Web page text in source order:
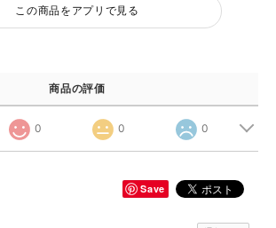
この商品をアプリで見る
商品の評価
0 0 0
Save